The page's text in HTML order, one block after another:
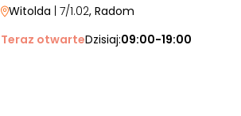
Witolda | 7/1.02, Radom
Teraz otwarteDzisiaj:09:00-19:00